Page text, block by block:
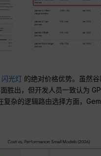
闪光灯 的绝对价格优势。虽然
胜出，但开发人员一致认为
复杂的逻辑路由选择方面，